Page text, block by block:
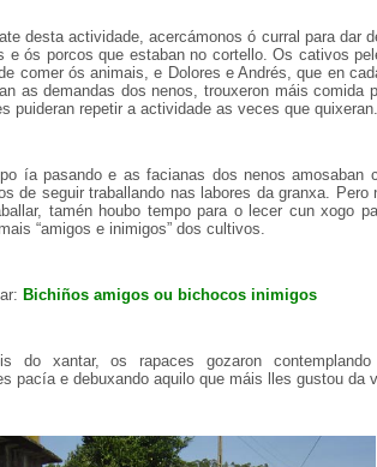
desta actividade, acercámonos ó curral para dar
e ós porcos que estaban no cortello. Os cativos
comer ós animais, e Dolores e Andrés, que en
as demandas dos nenos, trouxeron máis comida
puideran repetir a actividade as veces que quixeran.
ía pasando e as facianas dos nenos amosaban
de seguir traballando nas labores da granxa. Pero
tamén houbo tempo para o lecer cun xogo
“amigos e inimigos” dos cultivos.
Bichiños amigos ou bichocos inimigos
do xantar, os rapaces gozaron
pacía e debuxando aquilo que máis lles gustou da